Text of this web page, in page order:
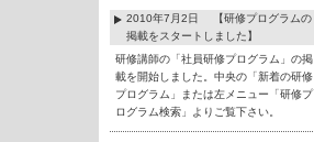
2010年7月2日 【研修プログラムの
掲載をスタートしました】
研修講師の「社員研修プログラム」の掲
載を開始しました。中央の「新着の研修
プログラム」または左メニュー「研修プ
ログラム検索」よりご覧下さい。